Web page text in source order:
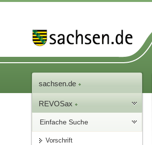
sachsen.de
REVOSax
Einfache Suche
Vorschrift